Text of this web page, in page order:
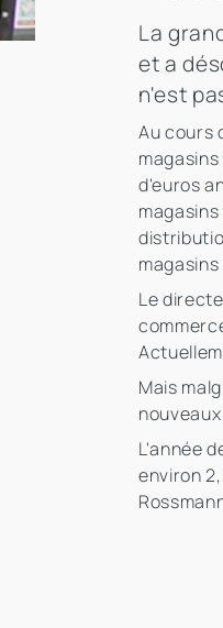
La
et a
n'est
Au cours
d'euros
Le
Mais
L'année
environ